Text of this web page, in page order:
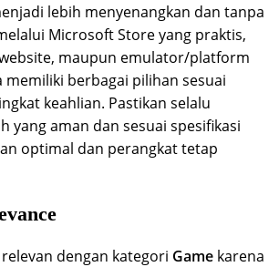
lebih menyenangkan dan tanpa
Microsoft Store yang praktis,
maupun emulator/platform
memiliki berbagai pilihan sesuai
keahlian. Pastikan selalu
yang aman dan sesuai spesifikasi
optimal dan perangkat tetap
dengan kategori Game karena